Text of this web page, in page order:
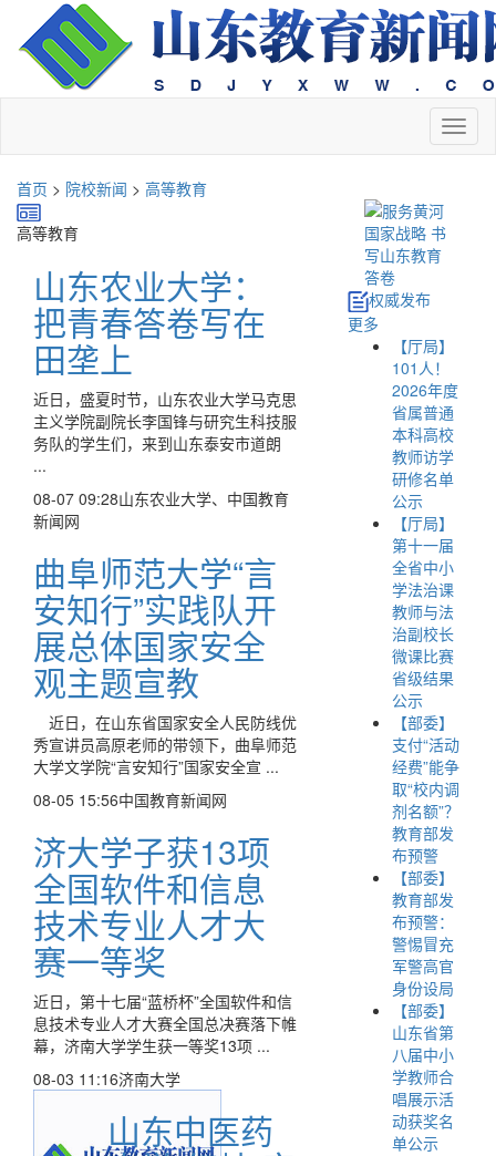
切
换
首页 > 院校新闻 > 高等教育
高等教育
山东农业大学：
把青春答卷写在
田垄上
近日，盛夏时节，山东农业大学马克思
主义学院副院长李国锋与研究生科技服
务队的学生们，来到山东泰安市道朗
...
08-07 09:28山东农业大学、中国教育
新闻网
曲阜师范大学“言
安知行”实践队开
展总体国家安全
观主题宣教
近日，在山东省国家安全人民防线优
秀宣讲员高原老师的带领下，曲阜师范
大学文学院“言安知行”国家安全宣 ...
08-05 15:56中国教育新闻网
济大学子获13项
全国软件和信息
技术专业人才大
赛一等奖
近日，第十七届“蓝桥杯”全国软件和信
息技术专业人才大赛全国总决赛落下帷
幕，济南大学学生获一等奖13项 ...
08-03 11:16济南大学
山东中医药
权威发布
更多
【厅局】
101人！
2026年度
省属普通
本科高校
教师访学
研修名单
公示
【厅局】
第十一届
全省中小
学法治课
教师与法
治副校长
微课比赛
省级结果
公示
【部委】
支付“活动
经费”能争
取“校内调
剂名额”？
教育部发
布预警
【部委】
教育部发
布预警：
警惕冒充
军警高官
身份设局
【部委】
山东省第
八届中小
学教师合
唱展示活
动获奖名
单公示